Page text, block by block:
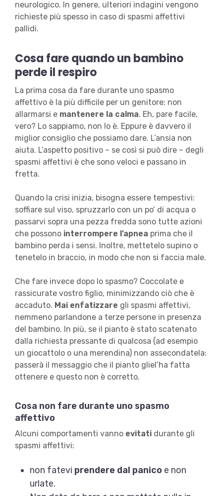
neurologico. In genere, ulteriori indagini vengono
richieste più spesso in caso di spasmi affettivi
pallidi.
Cosa fare quando un bambino
perde il respiro
La prima cosa da fare durante uno spasmo
affettivo è la più difficile per un genitore: non
allarmarsi e mantenere la calma. Eh, pare facile,
vero? Lo sappiamo, non lo è. Eppure è davvero il
miglior consiglio che possiamo dare. L’ansia non
aiuta. L’aspetto positivo – se così si può dire – degli
spasmi affettivi è che sono veloci e passano in
fretta.
Quando la crisi inizia, bisogna essere tempestivi:
soffiare sul viso, spruzzarlo con un po’ di acqua o
passarvi sopra una pezza fredda sono tutte azioni
che possono interrompere l’apnea prima che il
bambino perda i sensi. Inoltre, mettetelo supino o
tenetelo in braccio, in modo che non si faccia male.
Che fare invece dopo lo spasmo? Coccolate e
rassicurate vostro figlio, minimizzando ciò che è
accaduto. Mai enfatizzare gli spasmi affettivi,
nemmeno parlandone a terze persone in presenza
del bambino. In più, se il pianto è stato scatenato
dalla richiesta pressante di qualcosa (ad esempio
un giocattolo o una merendina) non assecondatela:
passerà il messaggio che il pianto gliel’ha fatta
ottenere e questo non è corretto.
Cosa non fare durante uno spasmo
affettivo
Alcuni comportamenti vanno evitatidurante gli
spasmi affettivi:
non fatevi prendere dal panico e non
urlate.